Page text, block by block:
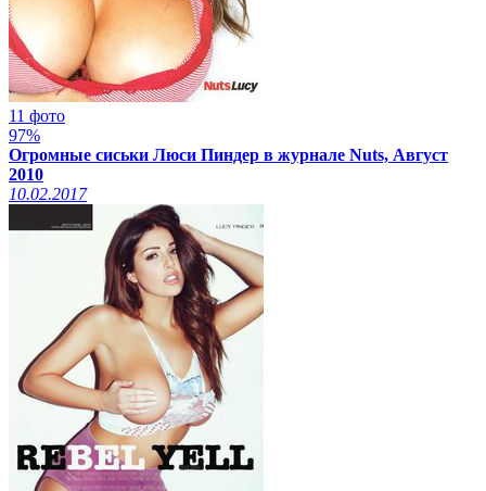
11 фото
97%
Огромные сиськи Люси Пиндер в журнале Nuts, Август
2010
10.02.2017